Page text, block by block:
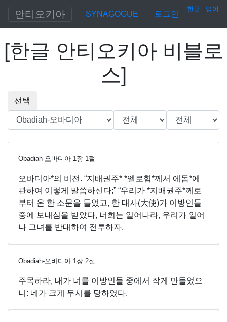
안티오키아 SYNAGOGUE 로그인
한글 영어
[한글 안티오키아 비블로
스]
선택
Obadiah-오바디아 1장 1절
오바디아*의 비전. “지배권주* *엘로힘*께서 에돔*에
관하여 이렇게 말씀하신다;” “우리가 *지배권주*께로
부터 온 한 소문을 들었고, 한 대사(大使)가 이방인들
중에 보내심을 받았다, 너희는 일어나라, 우리가 일어
나 그녀를 반대하여 전투하자.
Obadiah-오바디아 1장 2절
주목하라, 내가 너를 이방인들 중에서 작게 만들었으
니: 네가 크게 무시를 당하였다.